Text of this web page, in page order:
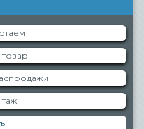
товар